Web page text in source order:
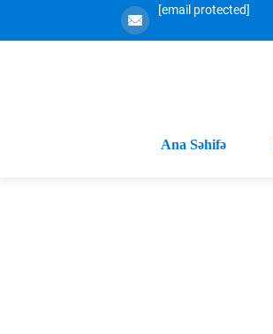
[email protected]
Ana Səhifə